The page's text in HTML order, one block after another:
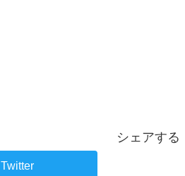
シェアする
Twitter